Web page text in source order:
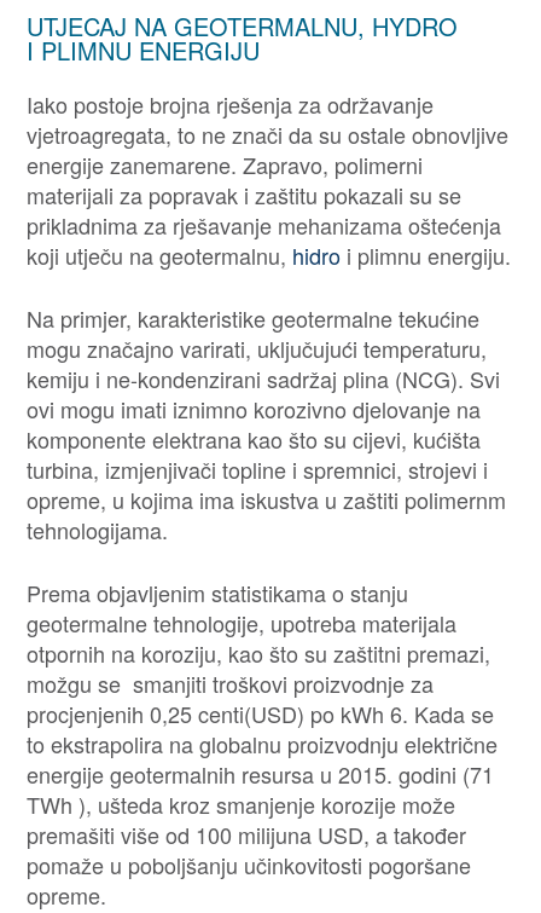
UTJECAJ NA GEOTERMALNU, HYDRO
I PLIMNU ENERGIJU
Iako postoje brojna rješenja za održavanje
vjetroagregata, to ne znači da su ostale obnovljive
energije zanemarene. Zapravo, polimerni
materijali za popravak i zaštitu pokazali su se
prikladnima za rješavanje mehanizama oštećenja
koji utječu na geotermalnu, hidro i plimnu energiju.
Na primjer, karakteristike geotermalne tekućine
mogu značajno varirati, uključujući temperaturu,
kemiju i ne-kondenzirani sadržaj plina (NCG). Svi
ovi mogu imati iznimno korozivno djelovanje na
komponente elektrana kao što su cijevi, kućišta
turbina, izmjenjivači topline i spremnici, strojevi i
opreme, u kojima ima iskustva u zaštiti polimernm
tehnologijama.
Prema objavljenim statistikama o stanju
geotermalne tehnologije, upotreba materijala
otpornih na koroziju, kao što su zaštitni premazi,
možgu se smanjiti troškovi proizvodnje za
procjenjenih 0,25 centi(USD) po kWh 6. Kada se
to ekstrapolira na globalnu proizvodnju električne
energije geotermalnih resursa u 2015. godini (71
TWh ), ušteda kroz smanjenje korozije može
premašiti više od 100 milijuna USD, a također
pomaže u poboljšanju učinkovitosti pogoršane
opreme.